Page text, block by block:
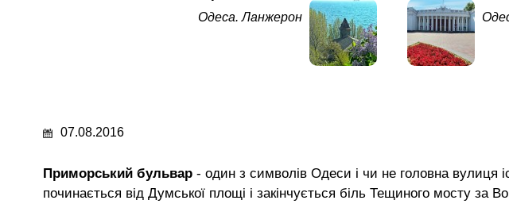
Одеса. Ланжерон
07.08.2016
Приморський бульвар - один з символів Одеси і чи не головна вулиця
починається від Думської площі і закінчується біль Тещиного мосту за